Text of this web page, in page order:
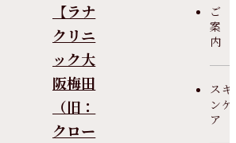
【ラナ
クリニ
ック大
阪梅田
（旧：
クロー
ご
案
内
スキ
ンケ
ア